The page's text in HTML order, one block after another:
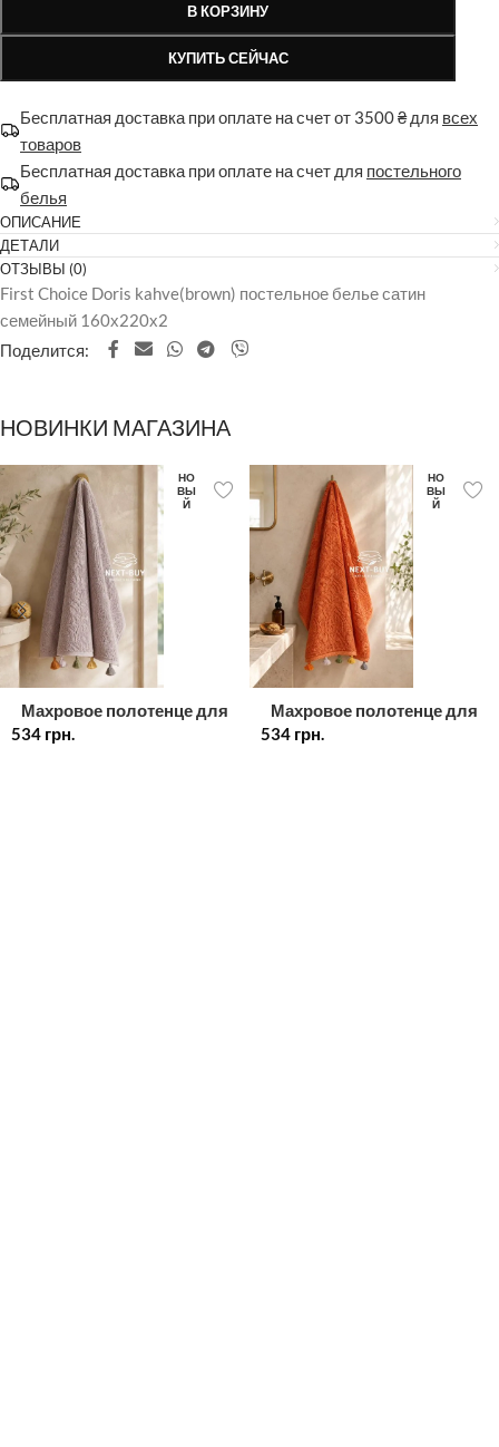
500грн.
В КОРЗИНУ
КУПИТЬ СЕЙЧАС
Бесплатная доставка при оплате на счет от 3500 ₴ для всех
товаров
Бесплатная доставка при оплате на счет для постельного
белья
ОПИСАНИЕ
ДЕТАЛИ
ОТЗЫВЫ (0)
First Choice Doris kahve(brown) постельное белье сатин
семейный 160х220х2
Поделится:
НОВИНКИ МАГАЗИНА
НО
ВЫ
Й
Махровое полотенце для
лица лиловое с
534 грн.
НО
ВЫ
Й
Махровое полотенце для
лица с декоративными
534 грн.